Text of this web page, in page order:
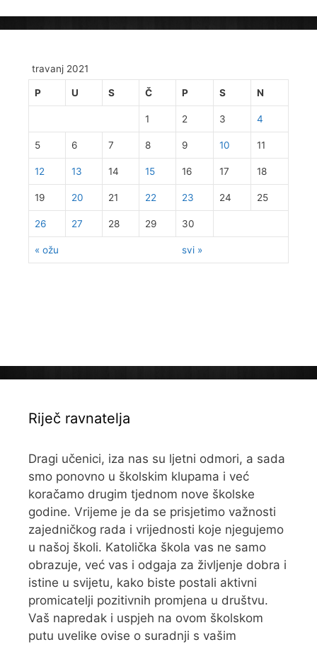
travanj 2021
P U S Č P S N
« ožu svi »
1 2 3 4
5 6 7 8 9 10 11
12 13 14 15 16 17 18
19 20 21 22 23 24 25
26 27 28 29 30
Riječ ravnatelja
Dragi učenici, iza nas su ljetni odmori, a sada
smo ponovno u školskim klupama i već
koračamo drugim tjednom nove školske
godine. Vrijeme je da se prisjetimo važnosti
zajedničkog rada i vrijednosti koje njegujemo
u našoj školi. Katolička škola vas ne samo
obrazuje, već vas i odgaja za življenje dobra i
istine u svijetu, kako biste postali aktivni
promicatelji pozitivnih promjena u društvu.
Vaš napredak i uspjeh na ovom školskom
putu uvelike ovise o suradnji s vašim